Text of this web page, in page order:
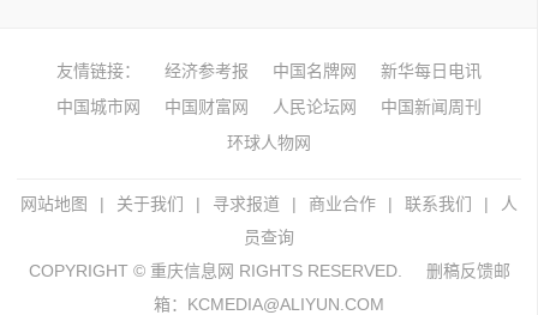
友情链接： 经济参考报 中国名牌网
新华每日电讯
中国城市网
中国财富网 人民论坛网
中国新闻周刊
环球人物网
网站地图 | 关于我们 | 寻求报道 | 商业合作 | 联系我们 |
人
员查询
COPYRIGHT © 重庆信息网 RIGHTS RESERVED.
删稿反馈邮
箱：KCMEDIA@ALIYUN.COM